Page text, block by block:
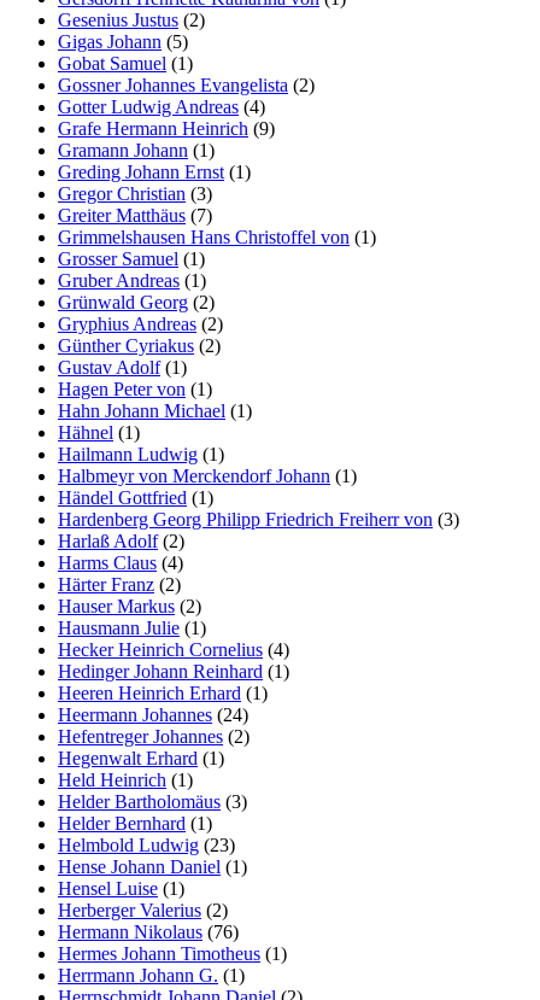
Gesenius Justus (2)
Gigas Johann (5)
Gobat Samuel (1)
Gossner Johannes Evangelista (2)
Gotter Ludwig Andreas (4)
Grafe Hermann Heinrich (9)
Gramann Johann (1)
Greding Johann Ernst (1)
Gregor Christian (3)
Greiter Matthäus (7)
Grimmelshausen Hans Christoffel von (1)
Grosser Samuel (1)
Gruber Andreas (1)
Grünwald Georg (2)
Gryphius Andreas (2)
Günther Cyriakus (2)
Gustav Adolf(1)
Hagen Peter von (1)
Hahn Johann Michael (1)
Hähnel (1)
Hailmann Ludwig (1)
Halbmeyr von Merckendorf Johann (1)
Händel Gottfried (1)
Hardenberg Georg Philipp Friedrich Freiherr von (3)
Harlaß Adolf(2)
Harms Claus (4)
Härter Franz (2)
Hauser Markus (2)
Hausmann Julie (1)
Hecker Heinrich Cornelius (4)
Hedinger Johann Reinhard (1)
Heeren Heinrich Erhard (1)
Heermann Johannes (24)
Hefentreger Johannes (2)
Hegenwalt Erhard (1)
Held Heinrich (1)
Helder Bartholomäus (3)
Helder Bernhard (1)
Helmbold Ludwig (23)
Hense Johann Daniel (1)
Hensel Luise (1)
Herberger Valerius (2)
Hermann Nikolaus (76)
Hermes Johann Timotheus (1)
Herrmann Johann G. (1)